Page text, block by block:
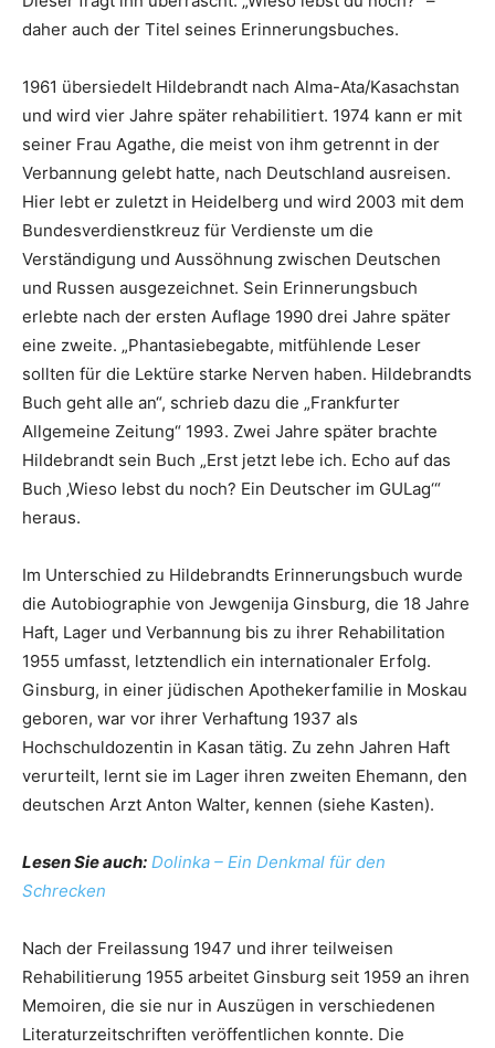
daher auch der Titel seines Erinnerungsbuches.
1961 übersiedelt Hildebrandt nach Alma-Ata/Kasachstan
und wird vier Jahre später rehabilitiert. 1974 kann er mit
seiner Frau Agathe, die meist von ihm getrennt in der
Verbannung gelebt hatte, nach Deutschland ausreisen.
Hier lebt er zuletzt in Heidelberg und wird 2003 mit dem
Bundesverdienstkreuz für Verdienste um die
Verständigung und Aussöhnung zwischen Deutschen
und Russen ausgezeichnet. Sein Erinnerungsbuch
erlebte nach der ersten Auflage 1990 drei Jahre später
eine zweite. „Phantasiebegabte, mitfühlende Leser
sollten für die Lektüre starke Nerven haben. Hildebrandts
Buch geht alle an“, schrieb dazu die „Frankfurter
Allgemeine Zeitung“ 1993. Zwei Jahre später brachte
Hildebrandt sein Buch „Erst jetzt lebe ich. Echo auf das
Buch ‚Wieso lebst du noch? Ein Deutscher im GULag‘“
heraus.
Im Unterschied zu Hildebrandts Erinnerungsbuch wurde
die Autobiographie von Jewgenija Ginsburg, die 18 Jahre
Haft, Lager und Verbannung bis zu ihrer Rehabilitation
1955 umfasst, letztendlich ein internationaler Erfolg.
Ginsburg, in einer jüdischen Apothekerfamilie in Moskau
geboren, war vor ihrer Verhaftung 1937 als
Hochschuldozentin in Kasan tätig. Zu zehn Jahren Haft
verurteilt, lernt sie im Lager ihren zweiten Ehemann, den
deutschen Arzt Anton Walter, kennen (siehe Kasten).
Lesen Sie auch: Dolinka – Ein Denkmal für den
Schrecken
Nach der Freilassung 1947 und ihrer teilweisen
Rehabilitierung 1955 arbeitet Ginsburg seit 1959 an ihren
Memoiren, die sie nur in Auszügen in verschiedenen
Literaturzeitschriften veröffentlichen konnte. Die